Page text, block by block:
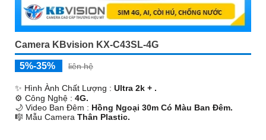
Camera KBvision KX-C43SL-4G
5%-35% liên hệ
✨ Hình Ành Chất Lượng : Ultra 2k + .
⚙ Công Nghệ : 4G.
🌙 Video Ban Đêm : Hồng Ngoại 30m Có Màu Ban Ðêm.
🎼️ Mẫu Camera Thân Plastic.